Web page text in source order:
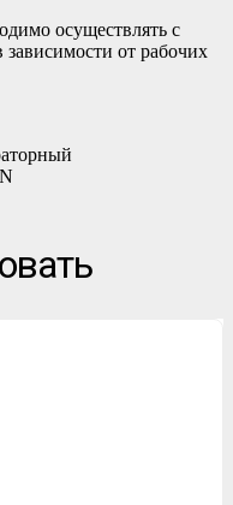
осуществлять с
от рабочих